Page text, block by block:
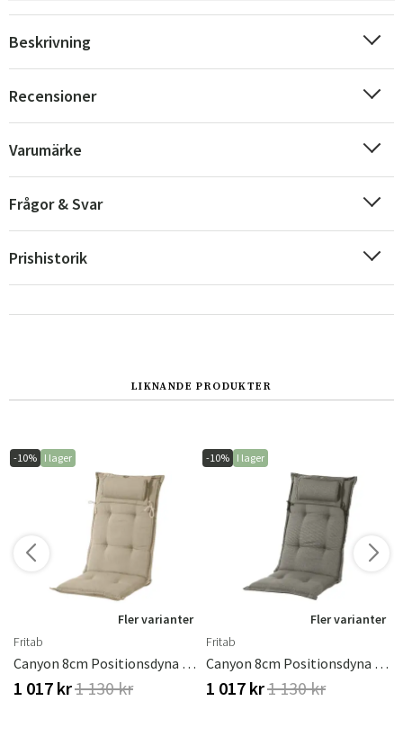
Sverige
Danmark
Beskrivning
Recensioner
Varumärke
Frågor & Svar
Prishistorik
LIKNANDE PRODUKTER
-10% I lager
Fler varianter
Fritab
Canyon 8cm Positionsdyna Strukturdralon Beige
1 017 kr1 130 kr
-10% I lager
Fler varianter
Fritab
Canyon 8cm Positionsdyna Strukturdralon Taupe
1 017 kr1 130 kr